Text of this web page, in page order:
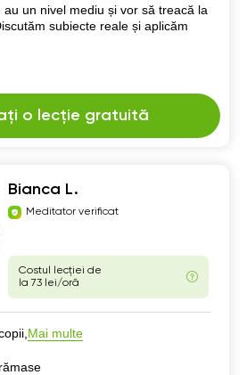
un nivel mediu și vor să treacă la
subiecte reale și aplicăm
o lecție gratuită
Bianca L.
Meditator verificat
Costul lecției de
la 73 lei/oră
Mai multe